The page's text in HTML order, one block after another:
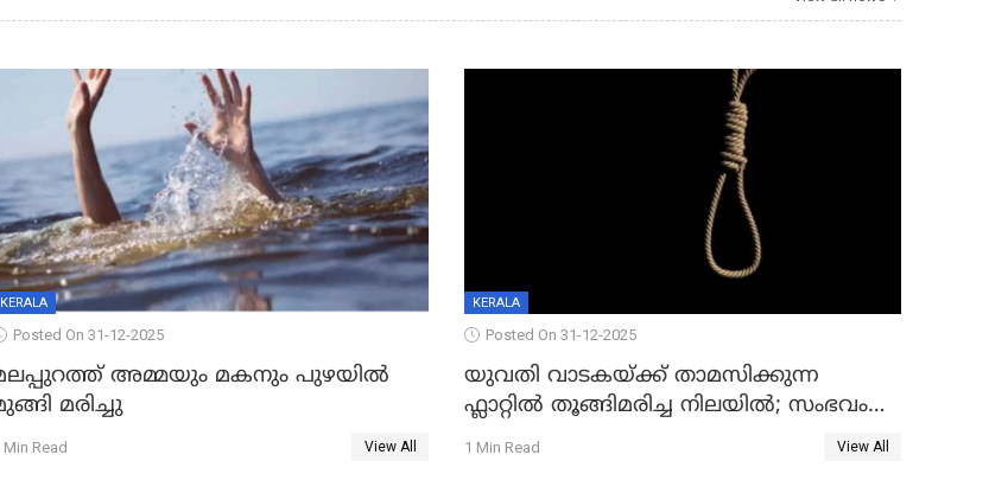
KERALA
Posted On 31-12-2025
അമ്മയും മകനും പുഴയിൽ
മരിച്ചു
Min Read View All
KERALA
Posted On 31-12-2025
യുവതി വാടകയ്ക്ക് താമസിക്കുന്ന
ഫ്ലാറ്റില്‍ തൂങ്ങിമരിച്ച നിലയില്‍; സംഭവം
കൈതപ്പൊയിലില്‍
1 Min Read View All